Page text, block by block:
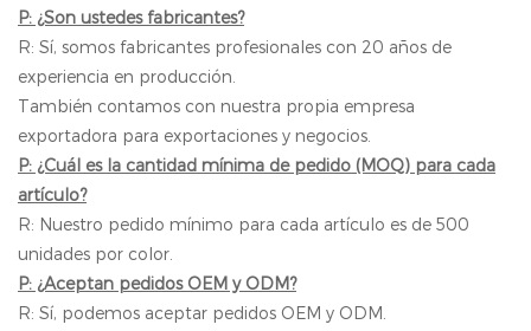
P: ¿Son ustedes fabricantes?
R: Sí, somos fabricantes profesionales con 20 años de
experiencia en producción.
También contamos con nuestra propia empresa
exportadora para exportaciones y negocios.
P: ¿Cuál es la cantidad mínima de pedido (MOQ) para cada
artículo?
R: Nuestro pedido mínimo para cada artículo es de 500
unidades por color.
P: ¿Aceptan pedidos OEM y ODM?
R: Sí, podemos aceptar pedidos OEM y ODM.